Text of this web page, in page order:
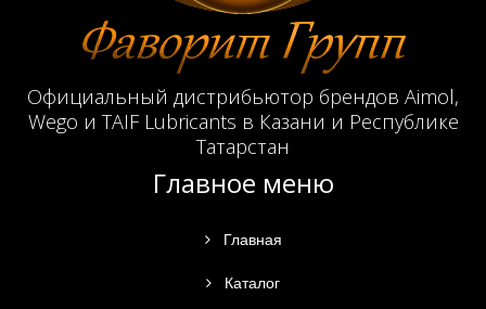
Официальный дистрибьютор брендов Aimol,
Wego и TAIF Lubricants в Казани и Республике
Татарстан
Главное меню
Главная
Каталог